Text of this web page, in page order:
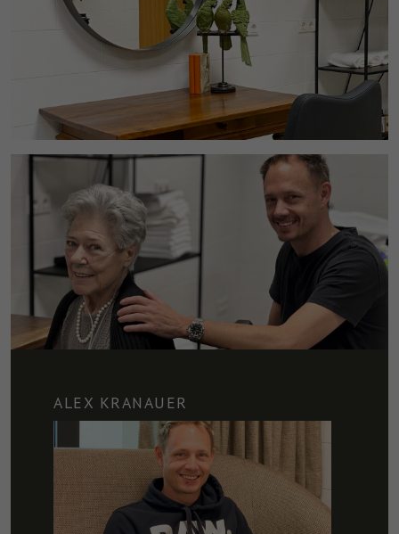
ALEX KRANAUER
disposizione.
Tracciano le preferenze per offrire servizi personalizzati. Non
sono necessari per il corretto funzionamento del sito, ma per
inviare offerte corrispondenti alle esigenze dell’utente, anche
Provider Facebook
Durata 3 Monate
Finalità
Questo cookie è impostato da Facebook per
visualizzare annunci pubblicitari su Facebook
o su una piattaforma digitale alimentata
Provider Facebook
Durata 3 Monate